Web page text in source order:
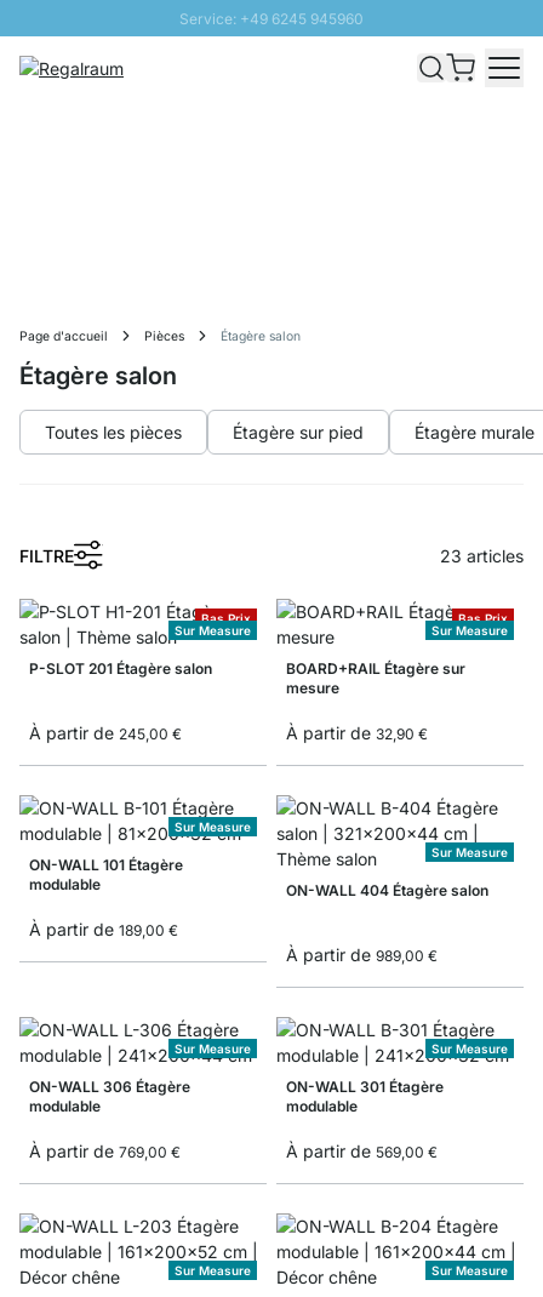
Service: +49 6245 945960
Livraison rapide - Livraison gratuite dès 100€
Page d'accueil Pièces Étagère salon
Étagère salon
Toutes les pièces Étagère sur pied Étagère murale
FILTRE
1
23 articles
Bas Prix
Sur Measure
P-SLOT 201 Étagère salon
À partir de 245,00 €
Bas Prix
Sur Measure
BOARD+RAIL Étagère sur
mesure
À partir de 32,90 €
Sur Measure
ON-WALL 101 Étagère
modulable
À partir de 189,00 €
Sur Measure
ON-WALL 404 Étagère salon
À partir de 989,00 €
Sur Measure
ON-WALL 306 Étagère
modulable
À partir de 769,00 €
Sur Measure
ON-WALL 301 Étagère
modulable
À partir de 569,00 €
Sur Measure Sur Measure